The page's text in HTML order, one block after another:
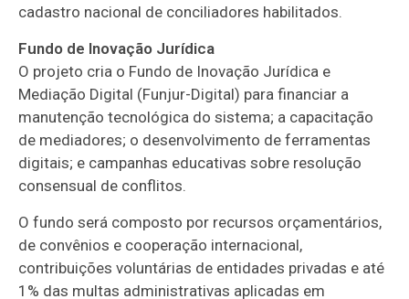
cadastro nacional de conciliadores habilitados.
Fundo de Inovação Jurídica
O projeto cria o Fundo de Inovação Jurídica e
Mediação Digital (Funjur-Digital) para financiar a
manutenção tecnológica do sistema; a capacitação
de mediadores; o desenvolvimento de ferramentas
digitais; e campanhas educativas sobre resolução
consensual de conflitos.
O fundo será composto por recursos orçamentários,
de convênios e cooperação internacional,
contribuições voluntárias de entidades privadas e até
1% das multas administrativas aplicadas em